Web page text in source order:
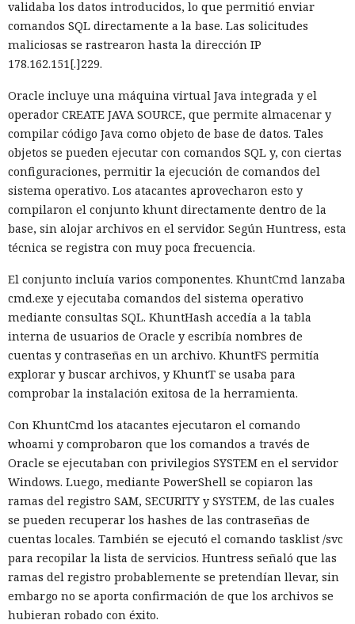
validaba los datos introducidos, lo que permitió enviar
comandos SQL directamente a la base. Las solicitudes
maliciosas se rastrearon hasta la dirección IP
178.162.151[.]229.
Oracle incluye una máquina virtual Java integrada y el
operador CREATE JAVA SOURCE, que permite almacenar y
compilar código Java como objeto de base de datos. Tales
objetos se pueden ejecutar con comandos SQL y, con ciertas
configuraciones, permitir la ejecución de comandos del
sistema operativo. Los atacantes aprovecharon esto y
compilaron el conjunto khunt directamente dentro de la
base, sin alojar archivos en el servidor. Según Huntress, esta
técnica se registra con muy poca frecuencia.
El conjunto incluía varios componentes. KhuntCmd lanzaba
cmd.exe y ejecutaba comandos del sistema operativo
mediante consultas SQL. KhuntHash accedía a la tabla
interna de usuarios de Oracle y escribía nombres de
cuentas y contraseñas en un archivo. KhuntFS permitía
explorar y buscar archivos, y KhuntT se usaba para
comprobar la instalación exitosa de la herramienta.
Con KhuntCmd los atacantes ejecutaron el comando
whoami y comprobaron que los comandos a través de
Oracle se ejecutaban con privilegios SYSTEM en el servidor
Windows. Luego, mediante PowerShell se copiaron las
ramas del registro SAM, SECURITY y SYSTEM, de las cuales
se pueden recuperar los hashes de las contraseñas de
cuentas locales. También se ejecutó el comando tasklist /svc
para recopilar la lista de servicios. Huntress señaló que las
ramas del registro probablemente se pretendían llevar, sin
embargo no se aporta confirmación de que los archivos se
hubieran robado con éxito.